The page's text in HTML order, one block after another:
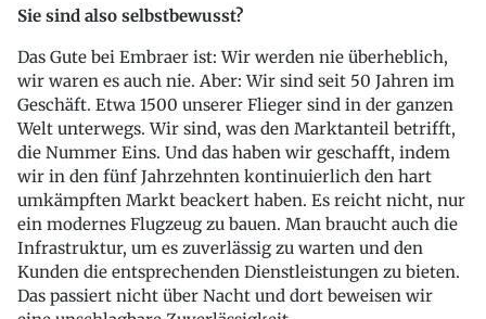
Sie sind also selbstbewusst?
Das Gute bei Embraer ist: Wir werden nie überheblich,
wir waren es auch nie. Aber: Wir sind seit 50 Jahren im
Geschäft. Etwa 1500 unserer Flieger sind in der ganzen
Welt unterwegs. Wir sind, was den Marktanteil betrifft,
die Nummer Eins. Und das haben wir geschafft, indem
wir in den fünf Jahrzehnten kontinuierlich den hart
umkämpften Markt beackert haben. Es reicht nicht, nur
ein modernes Flugzeug zu bauen. Man braucht auch die
Infrastruktur, um es zuverlässig zu warten und den
Kunden die entsprechenden Dienstleistungen zu bieten.
Das passiert nicht über Nacht und dort beweisen wir